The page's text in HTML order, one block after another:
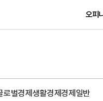
오피
로벌경제생활경제경제일반